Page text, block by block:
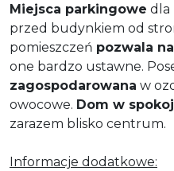
Miejsca parkingowe dla
przed budynkiem od
pomieszczeń pozwala
one bardzo ustawne.
zagospodarowana w
owocowe. Dom w
zarazem blisko centrum.
Informacje dodatkowe: